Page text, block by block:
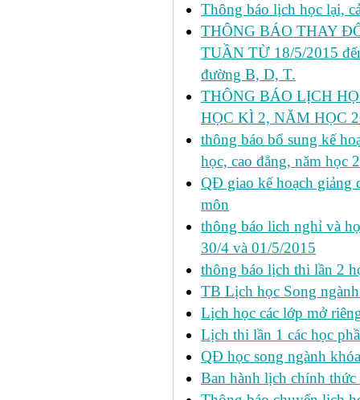
Thông báo lịch học lại,
THÔNG BÁO THAY
TUẦN TỪ 18/5/2015
đường B, D, T.
THÔNG BÁO LỊCH
HỌC KÌ 2, NĂM HỌC
thông báo bổ sung kế
học, cao đẳng, năm học
QĐ giao kế hoạch giảng
môn
thông báo lich nghỉ và
30/4 và 01/5/2015
thông báo lịch thi lần 2
TB Lịch học Song
Lịch học các lớp mở
Lịch thi lần 1 các học
QĐ học song ngành
Ban hành lịch chính